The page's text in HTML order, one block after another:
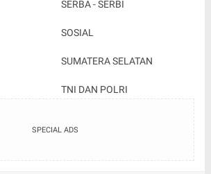
SERBA - SERBI
SOSIAL
SUMATERA SELATAN
TNI DAN POLRI
SPECIAL ADS